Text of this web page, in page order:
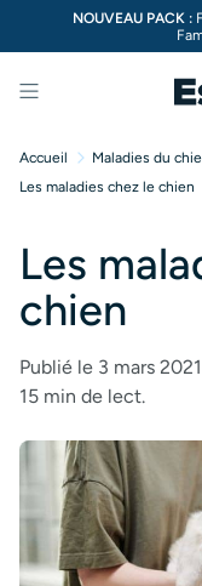
NOUVEAU PACK :
Menu
Accueil Maladies du
Les maladies chez le chien
Les
chien
Publié le 3 mars 2021
15 min de lect.